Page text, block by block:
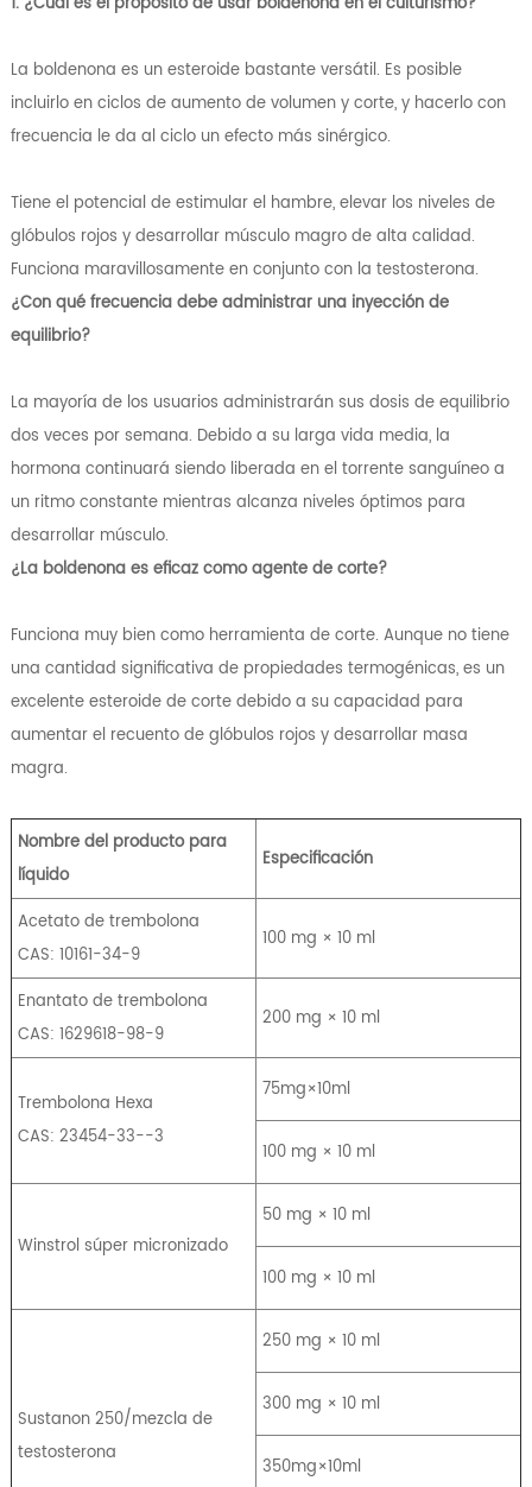
La boldenona es un esteroide bastante versátil. Es posible
incluirlo en ciclos de aumento de volumen y corte, y hacerlo con
frecuencia le da al ciclo un efecto más sinérgico.
Tiene el potencial de estimular el hambre, elevar los niveles de
glóbulos rojos y desarrollar músculo magro de alta calidad.
Funciona maravillosamente en conjunto con la testosterona.
¿Con qué frecuencia debe administrar una inyección de
equilibrio?
La mayoría de los usuarios administrarán sus dosis de equilibrio
dos veces por semana. Debido a su larga vida media, la
hormona continuará siendo liberada en el torrente sanguíneo a
un ritmo constante mientras alcanza niveles óptimos para
desarrollar músculo.
¿La boldenona es eficaz como agente de corte?
Funciona muy bien como herramienta de corte. Aunque no tiene
una cantidad significativa de propiedades termogénicas, es un
excelente esteroide de corte debido a su capacidad para
aumentar el recuento de glóbulos rojos y desarrollar masa
magra.
Nombre del producto para
líquido
Especificación
Acetato de trembolona
CAS: 10161-34-9
100 mg × 10 ml
Enantato de trembolona
CAS: 1629618-98-9
200 mg × 10 ml
Trembolona Hexa
CAS: 23454-33--3
75mg×10ml
100 mg × 10 ml
Winstrol súper micronizado
50 mg × 10 ml
100 mg × 10 ml
Sustanon 250/mezcla de
testosterona
250 mg × 10 ml
300 mg × 10 ml
350mg×10ml